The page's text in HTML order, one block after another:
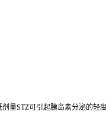
量STZ可引起胰岛素分泌的